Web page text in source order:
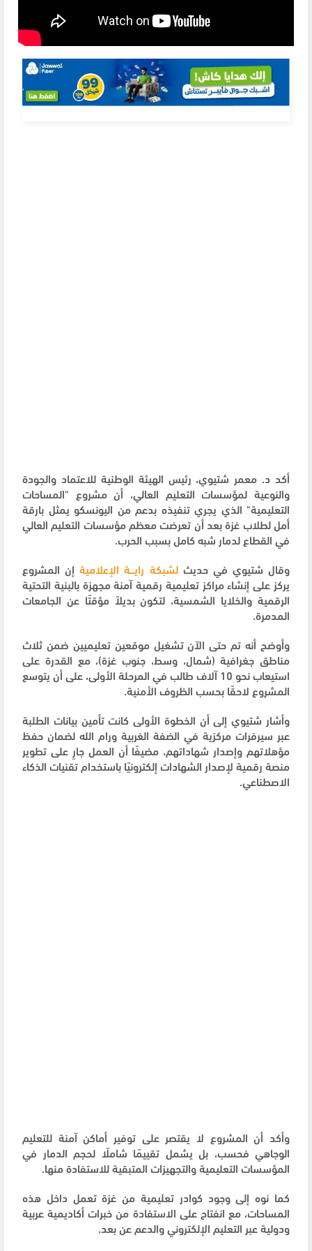
أكد د. معمر شتيوي، رئيس الهيئة الوطنية للاعتماد والجودة
والنوعية لمؤسسات التعليم العالي، أن مشروع "المساحات
التعليمية" الذي يجري تنفيذه بدعم من اليونسكو يمثل بارقة
أمل لطلاب غزة بعد أن تعرضت معظم مؤسسات التعليم العالي
في القطاع لدمار شبه كامل بسبب الحرب.
وقال شتيوي في حديثلشبكة رايـــة الإعلاميةإن المشروع
يركز على إنشاء مراكز تعليمية رقمية آمنة مجهزة بالبنية التحتية
الرقمية والخلايا الشمسية، لتكون بديلاً مؤقتًا عن الجامعات
المدمرة.
وأوضح أنه تم حتى الآن تشغيل موقعين تعليميين ضمن ثلاث
مناطق جغرافية (شمال، وسط، جنوب غزة)، مع القدرة على
استيعاب نحو 10 آلاف طالب في المرحلة الأولى، على أن يتوسع
المشروع لاحقًا بحسب الظروف الأمنية.
وأشار شتيوي إلى أن الخطوة الأولى كانت تأمين بيانات الطلبة
عبر سيرفرات مركزية في الضفة الغربية ورام الله لضمان حفظ
مؤهلاتهم وإصدار شهاداتهم، مضيفًا أن العمل جارٍ على تطوير
منصة رقمية لإصدار الشهادات إلكترونيًا باستخدام تقنيات الذكاء
الاصطناعي.
وأكد أن المشروع لا يقتصر على توفير أماكن آمنة للتعليم
الوجاهي فحسب، بل يشمل تقييمًا شاملًا لحجم الدمار في
المؤسسات التعليمية والتجهيزات المتبقية للاستفادة منها.
كما نوه إلى وجود كوادر تعليمية من غزة تعمل داخل هذه
المساحات، مع انفتاح على الاستفادة من خبرات أكاديمية عربية
ودولية عبر التعليم الإلكتروني والدعم عن بعد.